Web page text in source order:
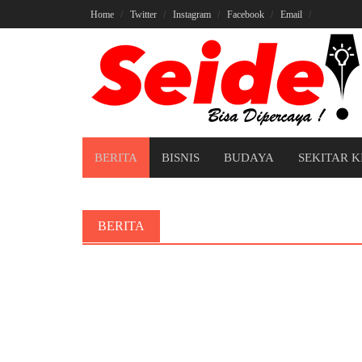
to
Home Twitter Instagram Facebook Email
BERITA BISNIS BUDAYA SEKITAR
BERITA